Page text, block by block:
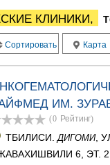
КЛИНИКИ,
Сортировать Карта
ИМ.
(0 Рейтинг)
ТБИЛИСИ. ДИГОМИ,
6, ЭТ. 2